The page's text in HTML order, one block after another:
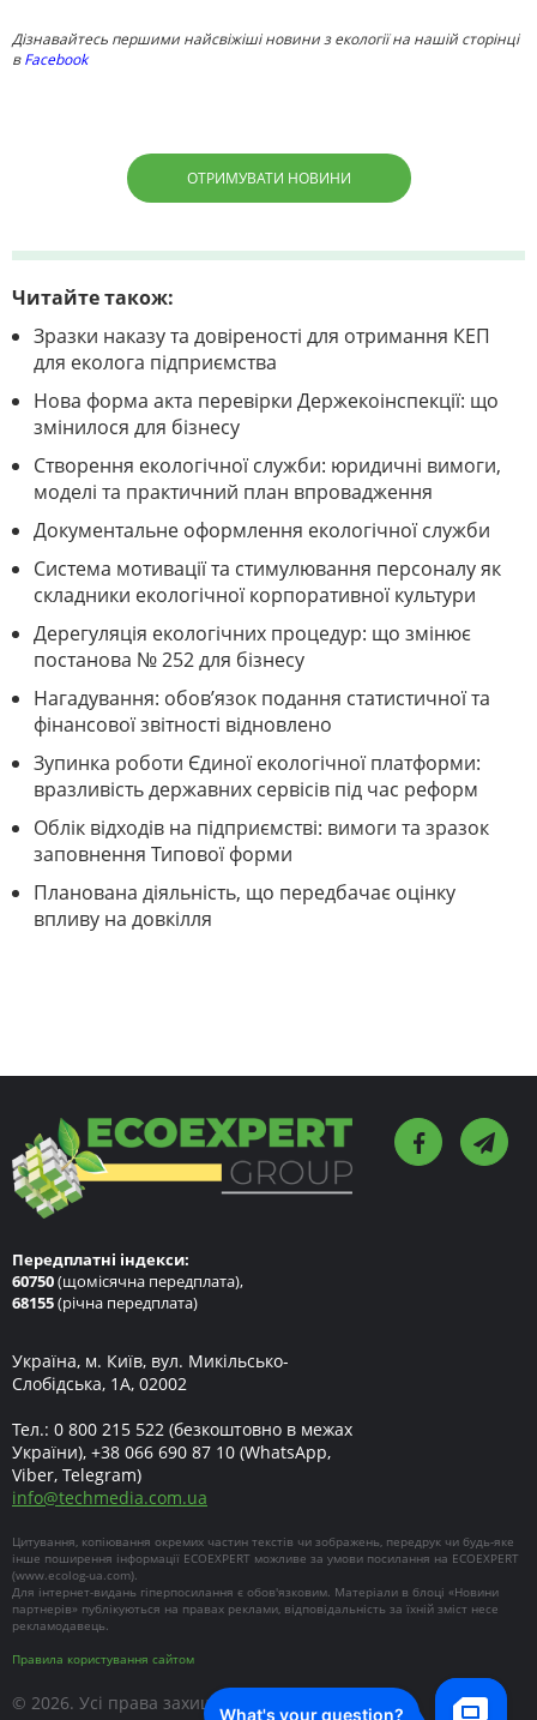
Дізнавайтесь першими найсвіжіші новини з екології на нашій сторінці
вFacebook
ОТРИМУВАТИ НОВИНИ
Читайте також:
Зразки наказу та довіреності для отримання КЕП
для еколога підприємства
Нова форма акта перевірки Держекоінспекції: що
змінилося для бізнесу
Створення екологічної служби: юридичні вимоги,
моделі та практичний план впровадження
Документальне оформлення екологічної служби
Система мотивації та стимулювання персоналу як
складники екологічної корпоративної культури
Дерегуляція екологічних процедур: що змінює
постанова № 252 для бізнесу
Нагадування: обов’язок подання статистичної та
фінансової звітності відновлено
Зупинка роботи Єдиної екологічної платформи:
вразливість державних сервісів під час реформ
Облік відходів на підприємстві: вимоги та зразок
заповнення Типової форми
Планована діяльність, що передбачає оцінку
впливу на довкілля
Передплатні індекси:
60750(щомісячна передплата),
68155(річна передплата)
Україна, м. Київ, вул. Микільсько-
Слобідська, 1А, 02002
Тел.: 0 800 215 522 (безкоштовно в межах
України), +38 066 690 87 10 (WhatsApp,
Viber, Telegram)
info@techmedia.com.ua
Цитування, копіювання окремих частин текстів чи зображень, передрук чи будь-яке
інше поширення інформації ECOEXPERT можливе за умови посилання на ECOEXPERT
(www.ecolog-ua.com).
Для інтернет-видань гіперпосилання є обов'язковим. Матеріали в блоці «Новини
партнерів» публікуються на правах реклами, відповідальність за їхній зміст несе
рекламодавець.
Правила користування сайтом
© 2026. Усі права захищені